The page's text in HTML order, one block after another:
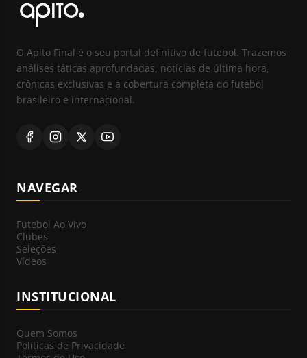
O Apito Final é o seu portal definitivo de futebol. Trazemos
análises táticas aprofundadas, notícias de última hora,
crônicas exclusivas e a cobertura completa do futebol
brasileiro e internacional.
NAVEGAR
Futebol Ao Vivo
Clubes
Seleções
Vídeos
INSTITUCIONAL
Quem Somos
Políticas de Privacidade